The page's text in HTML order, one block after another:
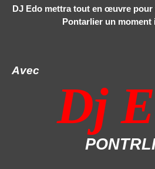
DJ Edo mettra tout en œuvre pour
Pontarlier un moment
Avec
Dj